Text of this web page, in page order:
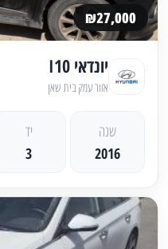
₪27,000
יונדאי I10
אזור עמק בית שאן
שנה
2016
יד
3